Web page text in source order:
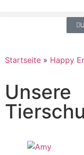
Startseite » Happy
Unsere